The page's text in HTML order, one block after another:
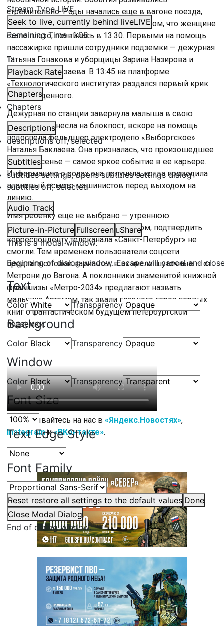
Stream TypeLIVE
Seek to live, currently behind liveLIVE
Remaining Time-1:08
1x
Playback Rate
Chapters
Chapters
Descriptions
descriptions off, selected
Subtitles
subtitles settings, opens subtitles settings dialog
subtitles off, selected
Audio Track
Picture-in-Picture Fullscreen
Share
This is a modal window.
Beginning of dialog window. Escape will cancel and
Text
Color Transparency
Background
Color Transparency
Window
Color Transparency
Font Size
Text Edge Style
Font Family
Reset restore all settings to the default values Done
Close Modal Dialog
End of dialog window.
стремительно. Роды начались еще в вагоне поезда,
первая информация от пассажиров о том, что женщине
стало плохо, появилась в 13:30. Первыми на помощь
пассажирке пришли сотрудники подземки — дежурная
Татьяна Гонакова и уборщицы Зарина Назирова и
Шарифа Элмурзаева. В 13:45 на платформе
«Технологического института» раздался первый крик
новорожденного.
Дежурная по станции завернула малыша в свою
рубашку и отнесла на блокпост, вскоре на помощь
подоспела фельдшер электродепо «Выборгское»
Наталья Баклаева. Она призналась, что произошедшее
в воскресенье — самое яркое событие в ее карьере.
Информацию о родах она получила, когда проводила
плановый осмотр машинистов перед выходом на
линию.
Имя ребенку еще не выбрано — утреннюю
информацию, что его назвали Олегом, подтвердить
корреспонденту телеканала «Санкт-Петербург» не
смогли. Тем временем пользователи соцсети
предлагают свои варианты, в их числе шуточные — от
Метрони до Вагона. А поклонники знаменитой книжной
франшизы «Метро-2034» предлагают назвать
мальчика Артемом, так звали главного героя первых
книг о фантастическом будущем петербургской
подземки.
Подписывайтесь на нас в «Яндекс.Новостях»,
Instagramи«ВКонтакте».